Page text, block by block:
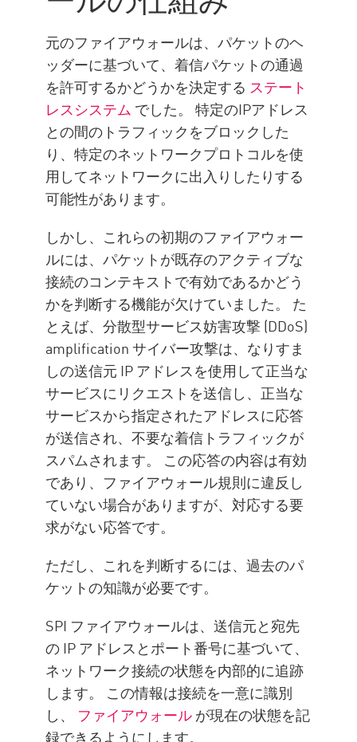
元のファイアウォールは、パケットのヘ
ッダーに基づいて、着信パケットの通過
を許可するかどうかを決定する ステート
レスシステム でした。 特定のIPアドレス
との間のトラフィックをブロックした
り、特定のネットワークプロトコルを使
用してネットワークに出入りしたりする
可能性があります。
しかし、これらの初期のファイアウォー
ルには、パケットが既存のアクティブな
接続のコンテキストで有効であるかどう
かを判断する機能が欠けていました。 た
とえば、分散型サービス妨害攻撃 (DDoS)
amplification サイバー攻撃は、なりすま
しの送信元 IP アドレスを使用して正当な
サービスにリクエストを送信し、正当な
サービスから指定されたアドレスに応答
が送信され、不要な着信トラフィックが
スパムされます。 この応答の内容は有効
であり、ファイアウォール規則に違反し
ていない場合がありますが、対応する要
求がない応答です。
ただし、これを判断するには、過去のパ
ケットの知識が必要です。
SPI ファイアウォールは、送信元と宛先
の IP アドレスとポート番号に基づいて、
ネットワーク接続の状態を内部的に追跡
します。 この情報は接続を一意に識別
し、 ファイアウォールが現在の状態を記
録できるようにします。